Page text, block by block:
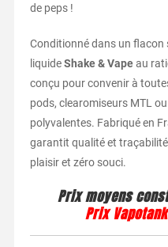
de peps !
Conditionné dans un flacon
liquideShake & Vapeau
conçu pour convenir à
pods, clearomiseurs MTL
polyvalentes. Fabriqué en
garantit qualité et
plaisir et zéro souci.
Prix moyens
Prix